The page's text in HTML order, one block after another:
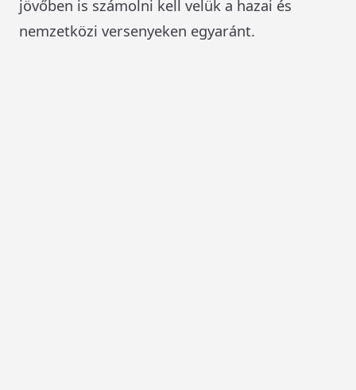
jövőben is számolni kell velük a hazai és
nemzetközi versenyeken egyaránt.